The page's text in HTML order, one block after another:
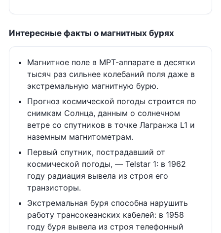
Интересные факты о магнитных бурях
Магнитное поле в МРТ-аппарате в десятки
тысяч раз сильнее колебаний поля даже в
экстремальную магнитную бурю.
Прогноз космической погоды строится по
снимкам Солнца, данным о солнечном
ветре со спутников в точке Лагранжа L1 и
наземным магнитометрам.
Первый спутник, пострадавший от
космической погоды, — Telstar 1: в 1962
году радиация вывела из строя его
транзисторы.
Экстремальная буря способна нарушить
работу трансокеанских кабелей: в 1958
году буря вывела из строя телефонный